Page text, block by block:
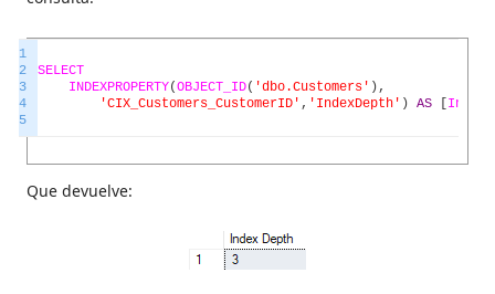
1
2
3
4
5
SELECT
INDEXPROPERTY(OBJECT_ID( 'dbo.Customers' ) ,
'CIX_Customers_CustomerID' , 'IndexDepth' ) AS [Index
Que devuelve: